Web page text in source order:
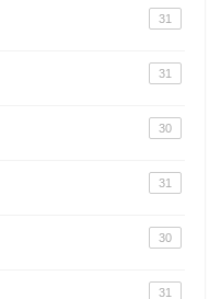
31
31
30
31
30
31